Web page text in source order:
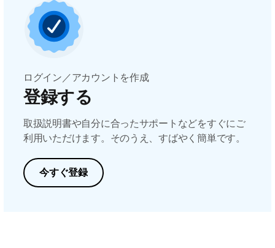
ログイン／アカウントを作成
登録する
取扱説明書や自分に合ったサポートなどをすぐにご
利用いただけます。そのうえ、すばやく簡単です。
今すぐ登録